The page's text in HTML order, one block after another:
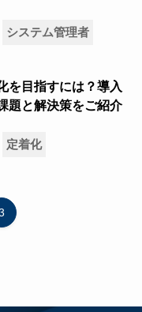
システム管理者
を目指すには？導入
題と解決策をご紹介
定着化